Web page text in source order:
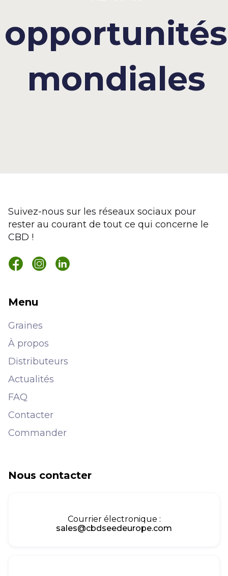
opportunités
mondiales
Suivez-nous sur les réseaux sociaux pour
rester au courant de tout ce qui concerne le
CBD !
Menu
Graines
À propos
Distributeurs
Actualités
FAQ
Contacter
Commander
Nous contacter
Courrier électronique :
sales@cbdseedeurope.com